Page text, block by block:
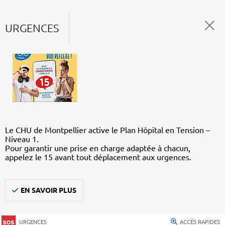
URGENCES
Le CHU de Montpellier active le Plan Hôpital en Tension –
Niveau 1.
Pour garantir une prise en charge adaptée à chacun,
appelez le 15 avant tout déplacement aux urgences.
EN SAVOIR PLUS
URGENCES ACCÈS RAPIDES